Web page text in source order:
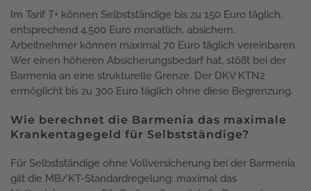
Im Tarif T+ können Selbstständige bis zu 150 Euro täglich,
entsprechend 4.500 Euro monatlich, absichern.
Arbeitnehmer können maximal 70 Euro täglich vereinbaren.
Wer einen höheren Absicherungsbedarf hat, stößt bei der
Barmenia an eine strukturelle Grenze. Der DKV KTN2
ermöglicht bis zu 300 Euro täglich ohne diese Begrenzung.
Wie berechnet die Barmenia das maximale
Krankentagegeld für Selbstständige?
Für Selbstständige ohne Vollversicherung bei der Barmenia
gilt die MB/KT-Standardregelung: maximal das